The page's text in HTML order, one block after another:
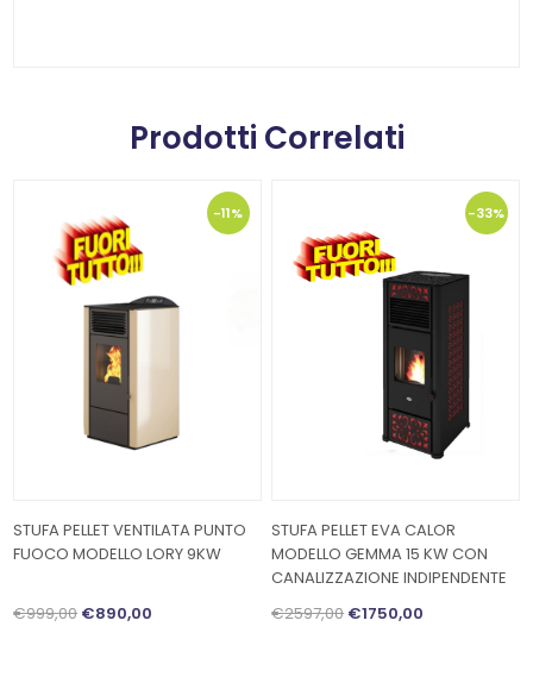
Prodotti Correlati
-11%
STUFA PELLET VENTILATA PUNTO
FUOCO MODELLO LORY 9KW
€999,00 €890,00
-33%
STUFA PELLET EVA CALOR
MODELLO GEMMA 15 KW CON
CANALIZZAZIONE INDIPENDENTE
€2597,00€1750,00